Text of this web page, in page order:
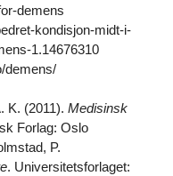
demens
kondisjon-midt-i-
1.14676310
demens/
K. (2011). Medisinsk
Forlag: Oslo
P.
. Universitetsforlaget: